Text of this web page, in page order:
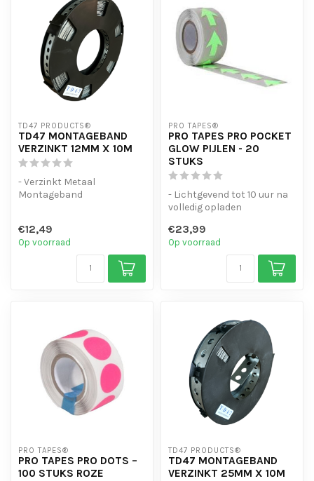
TD47 PRODUCTS®
TD47 MONTAGEBAND
VERZINKT 12MM X 10M
- Verzinkt Metaal
Montageband
€12,49
Op voorraad
PRO TAPES®
PRO TAPES PRO POCKET
GLOW PIJLEN - 20
STUKS
- Lichtgevend tot 10 uur na
volledig opladen
met daglic...
€23,99
Op voorraad
PRO TAPES®
PRO TAPES PRO DOTS –
100 STUKS ROZE
TD47 PRODUCTS®
TD47 MONTAGEBAND
VERZINKT 25MM X 10M